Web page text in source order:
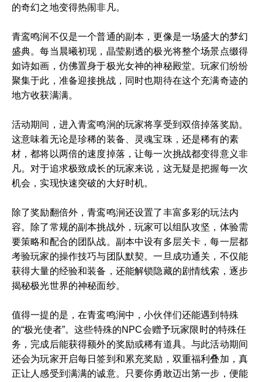
的奇幻之地变得热闹非凡。
青鸾鸣涧不仅是一个普通的副本，更像是一场盛大的梦幻
盛典。每当晨曦初现，晶莹剔透的极光将整个场景点缀得
如诗如画，仿佛置身于极光女神的神秘殿堂。玩家们纷纷
聚集于此，准备迎接挑战，同时也期待在这个充满奇迹的
地方收获满满。
活动期间，进入青鸾鸣涧的玩家将享受到双倍掉落奖励。
这意味着无论是珍稀的装备、灵魂宝珠，还是稀有的素
材，都将以两倍的速度掉落，让每一次挑战都变得意义非
凡。对于追求极致成长的玩家来说，这无疑是把握每一次
机会，实现快速突破的大好时机。
除了奖励翻倍外，青鸾鸣涧还设置了丰富多彩的玩法内
容。除了常规的副本挑战外，玩家可以组队攻坚，体验需
要策略和配合的团队战。副本中设有多层关卡，每一层都
考验玩家的操作技巧与团队默契。一旦成功通关，不仅能
获得大量的经验和装备，还能解锁隐藏的剧情线索，逐步
揭秘极光世界的神秘面纱。
值得一提的是，在青鸾鸣涧中，小伙伴们还能遇到特殊
的“极光使者”。这些特殊的NPC会赠予玩家限时的特殊任
务，完成后能获得额外的奖励或稀有道具。与此活动期间
还会为玩家开启每日签到和累充奖励，双重福利叠加，真
正让人感受到满满的诚意。只要你勇敢迈出第一步，便能